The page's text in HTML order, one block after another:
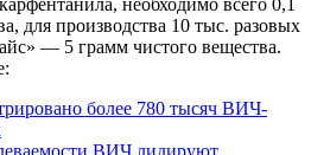
для производства 10 тыс. разовых
— 5 грамм чистого вещества.
более 780 тысяч ВИЧ-
ВИЧ лидируют